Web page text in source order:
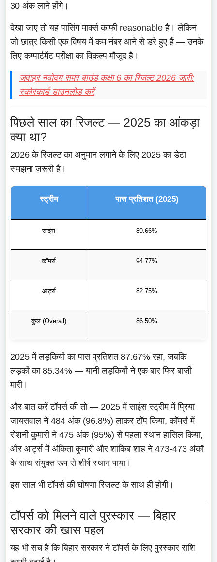
30 अंक लाने होंगे।
देखा जाए तो यह पासिंग मार्क्स काफी reasonable है। लेकिन
जो छात्र किसी एक विषय में कम नंबर आने से डरे हुए हैं — उनके
लिए कम्पार्टमेंट परीक्षा का विकल्प मौजूद है।
जवाहर नवोदय समर बाउंड कक्षा 6 का रिजल्ट 2026 जारी:
स्कोरकार्ड डाउनलोड करें
पिछले साल का रिजल्ट — 2025 का आंकड़ा
क्या था?
2026 के रिजल्ट का अनुमान लगाने के लिए 2025 का डेटा
समझना ज़रूरी है।
स्ट्रीम पास प्रतिशत (2025)
साइंस 89.66%
कॉमर्स 94.77%
आर्ट्स 82.75%
कुल (Overall) 86.50%
2025 में लड़कियों का पास प्रतिशत 87.67% रहा, जबकि
लड़कों का 85.34% — यानी लड़कियों ने एक बार फिर बाज़ी
मारी।
और बात करें टॉपर्स की तो — 2025 में साइंस स्ट्रीम में प्रिया
जायसवाल ने 484 अंक (96.8%) लाकर टॉप किया, कॉमर्स में
रोशनी कुमारी ने 475 अंक (95%) से पहला स्थान हासिल किया,
और आर्ट्स में अंकिता कुमारी और शाकिब शाह ने 473-473 अंकों
के साथ संयुक्त रूप से शीर्ष स्थान पाया।
इस साल भी टॉपर्स की घोषणा रिजल्ट के साथ ही होगी।
टॉपर्स को मिलने वाले पुरस्कार — बिहार
सरकार की खास पहल
यह भी सच है कि बिहार सरकार ने टॉपर्स के लिए पुरस्कार राशि